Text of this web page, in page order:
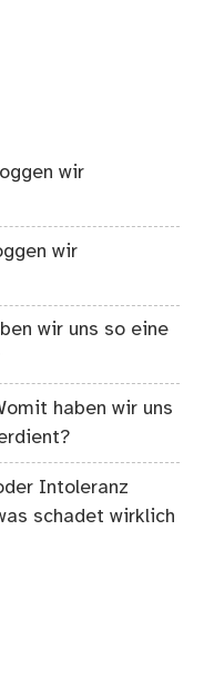
wir
wir
wir uns so eine
haben wir uns
Intoleranz
schadet wirklich